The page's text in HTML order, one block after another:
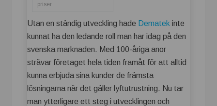
priser
Utan en ständig utveckling hade Dematek inte
kunnat ha den ledande roll man har idag på den
svenska marknaden. Med 100-åriga anor
strävar företaget hela tiden framåt för att alltid
kunna erbjuda sina kunder de främsta
lösningarna när det gäller lyftutrustning. Nu tar
man ytterligare ett steg i utvecklingen och